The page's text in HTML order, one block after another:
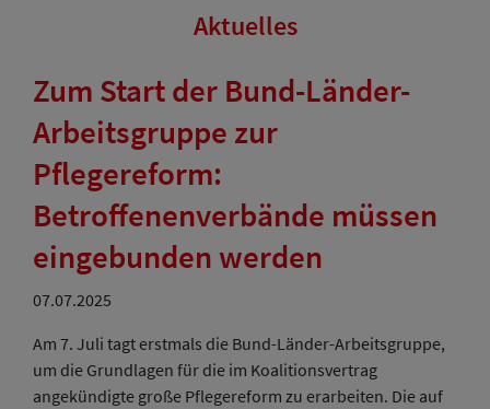
Aktuelles
Zum Start der Bund-Länder-
Arbeitsgruppe zur
Pflegereform:
Betroffenenverbände müssen
eingebunden werden
07.07.2025
Am 7. Juli tagt erstmals die Bund-Länder-Arbeitsgruppe,
um die Grundlagen für die im Koalitionsvertrag
angekündigte große Pflegereform zu erarbeiten. Die auf